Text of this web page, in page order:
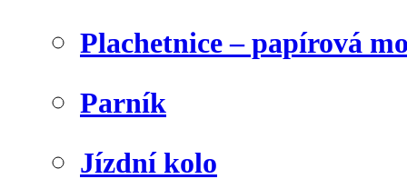
Plachetnice – papírová
Parník
Jízdní kolo